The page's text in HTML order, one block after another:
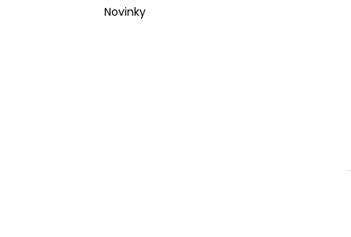
Novinky